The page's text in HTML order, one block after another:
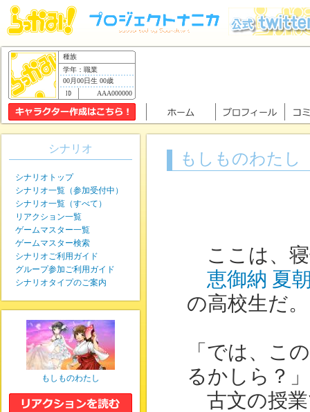
種族
学年：職業
00月00日生 00歳
AAA000000
もしものわたし
ここは、寝
恵御納 夏
の高校生だ。
「では、こ
るかしら？」
古文の授
シナリオ
シナリオトップ
シナリオ一覧（参加受付中）
シナリオ一覧（すべて）
リアクション一覧
ゲームマスター一覧
ゲームマスター検索
シナリオご利用ガイド
グループ参加ご利用ガイド
シナリオタイプのご案内
もしものわたし